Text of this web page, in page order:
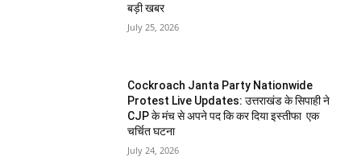
बड़ी खबर
July 25, 2026
Cockroach Janta Party Nationwide
Protest Live Updates: उत्तराखंड के सिपाही ने
CJP के मंच से अपने पद कि कर दिया इस्तीफा एक
चर्चित घटना
July 24, 2026